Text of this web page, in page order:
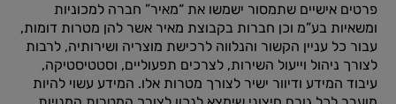
פרטים אישיים שתמסור ישמשו את “מאיר” חברה למכוניות
ומשאיות בע”מ וכן חברות בקבוצת מאיר אשר להן מטרות דומות,
עבור כל עניין הקשור והנלווה לרכישת מוצריה ושירותיה, לרבות
לצורך ניהול וייעול השירות, לצרכים תפעוליים, וסטטיסטיקה,
עיבוד המידע ודיוור ישיר לצורך מטרות אלו. המידע עשוי להיות